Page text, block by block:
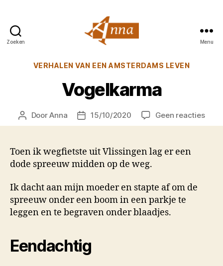
Zoeken
van
Menu
Categorieën
VERHALEN VAN EEN AMSTERDAMS LEVEN
Vogelkarma
Berichtauteur
DoorAnna Berichtdatum
15/10/2020 Geen reactiesop
Toen ik wegfietste uit Vlissingen lag er een
dode spreeuw midden op de weg.
Ik dacht aan mijn moeder en stapte af om de
spreeuw onder een boom in een parkje te
leggen en te begraven onder blaadjes.
Eendachtig